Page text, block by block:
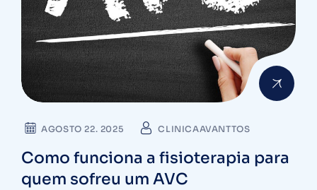
AGOSTO 22. 2025 CLINICAAVANTTOS
Como funciona a fisioterapia para
quem sofreu um AVC